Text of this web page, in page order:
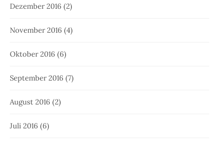
Dezember 2016 (2)
November 2016 (4)
Oktober 2016 (6)
September 2016 (7)
August 2016 (2)
Juli 2016 (6)